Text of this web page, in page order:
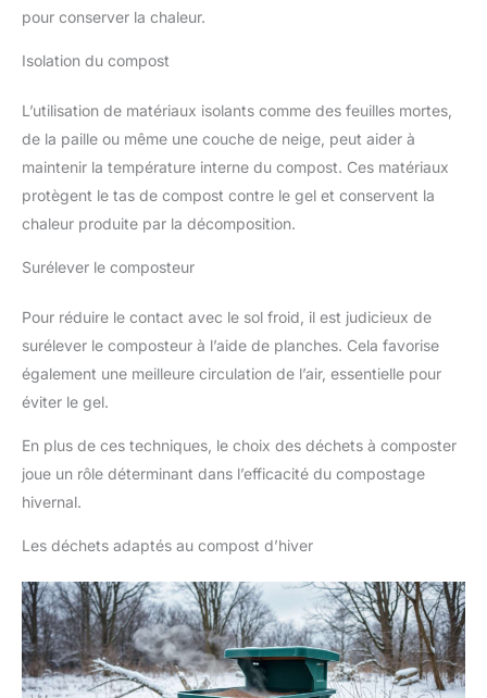
pour conserver la chaleur.
Isolation du compost
L’utilisation de matériaux isolants comme des feuilles mortes,
de la paille ou même une couche de neige, peut aider à
maintenir la température interne du compost. Ces matériaux
protègent le tas de compost contre le gel et conservent la
chaleur produite par la décomposition.
Surélever le composteur
Pour réduire le contact avec le sol froid, il est judicieux de
surélever le composteur à l’aide de planches. Cela favorise
également une meilleure circulation de l’air, essentielle pour
éviter le gel.
En plus de ces techniques, le choix des déchets à composter
joue un rôle déterminant dans l’efficacité du compostage
hivernal.
Les déchets adaptés au compost d’hiver